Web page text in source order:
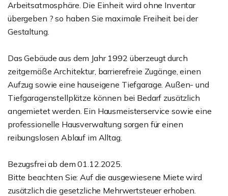
Arbeitsatmosphäre. Die Einheit wird ohne Inventar
übergeben ? so haben Sie maximale Freiheit bei der
Gestaltung.
Das Gebäude aus dem Jahr 1992 überzeugt durch
zeitgemäße Architektur, barrierefreie Zugänge, einen
Aufzug sowie eine hauseigene Tiefgarage. Außen- und
Tiefgaragenstellplätze können bei Bedarf zusätzlich
angemietet werden. Ein Hausmeisterservice sowie eine
professionelle Hausverwaltung sorgen für einen
reibungslosen Ablauf im Alltag.
Bezugsfrei ab dem 01.12.2025.
Bitte beachten Sie: Auf die ausgewiesene Miete wird
zusätzlich die gesetzliche Mehrwertsteuer erhoben.